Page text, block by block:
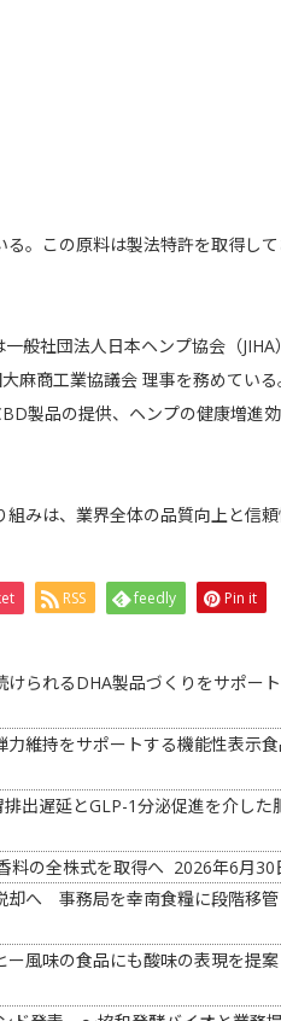
。この原料は製法特許を取得し
般社団法人日本ヘンプ協会（
麻商工業協議会 理事を務めてい
製品の提供、ヘンプの健康増進
みは、業界全体の品質向上と信
RSS feedly Pin it
られるDHA製品づくりをサポート
維持をサポートする機能性表示
出遅延とGLP-1分泌促進を介した
料の全株式を取得へ 2026年6月30
却へ 事務局を幸南食糧に段階移管
風味の食品にも酸味の表現を提案